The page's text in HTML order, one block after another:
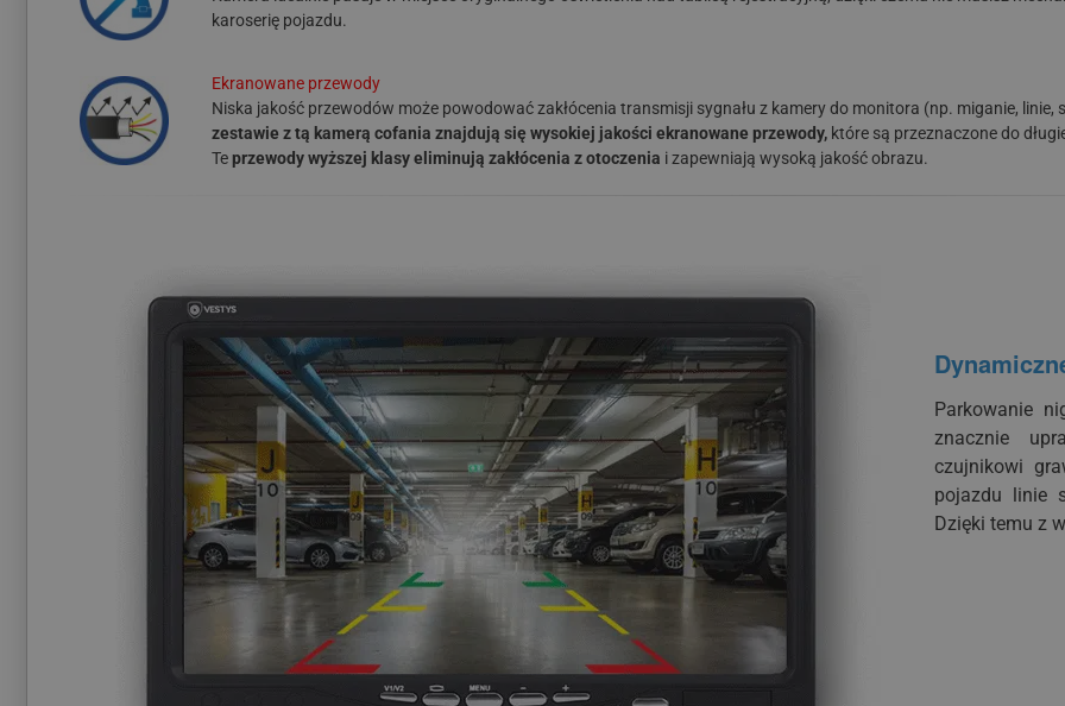
karoserię pojazdu.
Ekranowane przewody
Niska jakość przewodów może powodować zakłócenia transmisji sygnału z kamery do monitora (np. miganie, linie,
zestawie z tą kamerą cofania znajdują się wysokiej jakości ekranowane przewody,które są przeznaczone do
Teprzewody wyższej klasy eliminują zakłócenia z otoczenia i zapewniają wysoką jakość obrazu.
Parkowanie
znacznie
czujnikowi
pojazdu linie
Dzięki temu z